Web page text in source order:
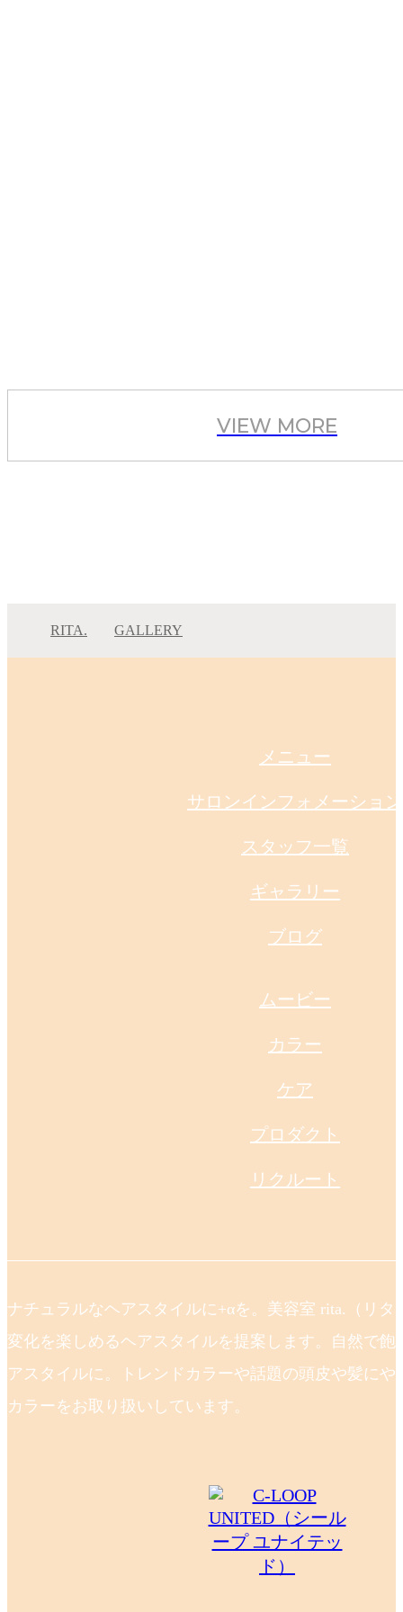
VIEW MORE
RITA. GALLERY
メニュー
サロンインフォメーション
スタッフ一覧
ギャラリー
ブログ
ムービー
カラー
ケア
プロダクト
リクルート
ナチュラルなヘアスタイルに+αを。美容室 rita.（リタ
変化を楽しめるヘアスタイルを提案します。自然で飽
アスタイルに。トレンドカラーや話題の頭皮や髪にや
カラーをお取り扱いしています。